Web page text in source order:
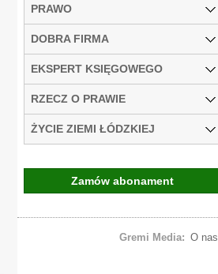
PRAWO
DOBRA FIRMA
EKSPERT KSIĘGOWEGO
RZECZ O PRAWIE
ŻYCIE ZIEMI ŁÓDZKIEJ
Zamów abonament
Gremi Media: O nas